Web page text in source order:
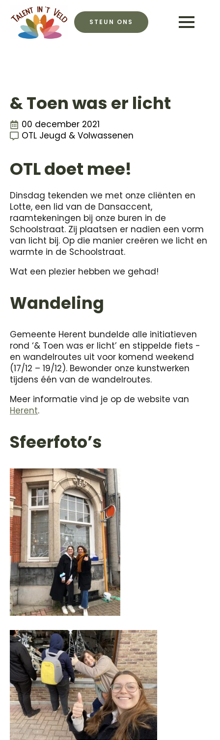
STEUN ONS
& Toen was er licht
00 december 2021
OTL Jeugd & Volwassenen
OTL doet mee!
Dinsdag tekenden we met onze cliënten en
Lotte, een lid van de Dansaccent,
raamtekeningen bij onze buren in de
Schoolstraat. Zij plaatsen er nadien een vorm
van licht bij. Op die manier creëren we licht en
warmte in de Schoolstraat.
Wat een plezier hebben we gehad!
Wandeling
Gemeente Herent bundelde alle initiatieven
rond ‘& Toen was er licht’ en stippelde fiets -
en wandelroutes uit voor komend weekend
(17/12 – 19/12). Bewonder onze kunstwerken
tijdens één van de wandelroutes.
Meer informatie vind je op de website van
Herent.
Sfeerfoto’s